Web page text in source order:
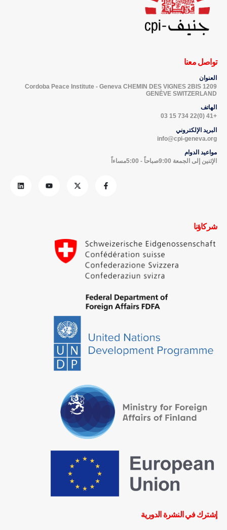
تواصل معنا
العنوان
Cordoba Peace Institute - Geneva CHEMIN DES VIGNES 2BIS 1209
GENÈVE SWITZERLAND
الهاتف
+41 (0)22 734 15 03
البريد الإلكتروني
info@cpi-geneva.org
مواعيد الدوام
الإثنين إلى الجمعة 9:00صباحاً - 5:00مساءاً
شركاؤنا
إشترك في النشرة الدورية